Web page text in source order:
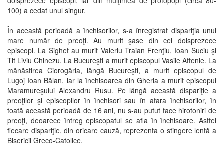
100) a cedat unul singur.
În această perioadă a închisorilor, s-a înregistrat dispariţia unui
mare număr de preoţi. Au murit şase din cei doisprezece
episcopi. La Sighet au murit Valeriu Traian Frenţiu, Ioan Suciu şi
Tit Liviu Chinezu. La Bucureşti a murit episcopul Vasile Aftenie. La
mănăstirea Ciorogârla, lângă Bucureşti, a murit episcopul de
Lugoj Ioan Bălan, iar la închisoarea din Gherla a murit episcopul
Maramureşului Alexandru Rusu. Pe lângă această dispariţie a
preoţilor şi episcopilor în închisori sau în afara închisorilor, în
toată această perioadă de 16 ani, nu s-au putut face hirotoniri de
preoţi, deoarece întreg episcopatul se afla în închisoare. Astfel
fiecare dispariţie, din oricare cauză, reprezenta o stingere lentă a
Bisericii Greco-Catolice.